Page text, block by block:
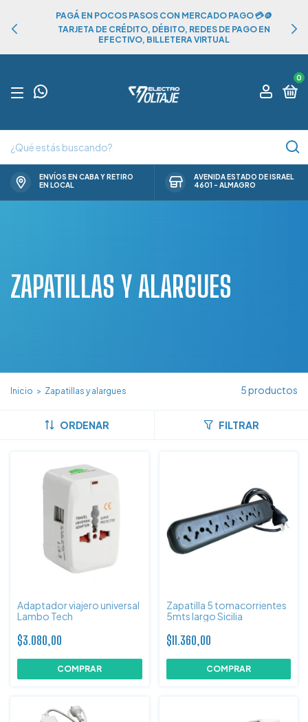
PAGÁ EN POCOS PASOS CON MERCADO PAGO 💳🪙
TARJETA DE CRÉDITO, DÉBITO, REDES DE PAGO EN
EFECTIVO, BILLETERA VIRTUAL
0
ENVÍOS EN CABA Y RETIRO
EN LOCAL
AVENIDA ESTADO DE ISRAEL
4601 - ALMAGRO
ZAPATILLAS Y ALARGUES
Inicio > Zapatillas y alargues 5 productos
ORDENAR FILTRAR
Adaptador viajero universal
Lambo Tech
$3.080,00
Zapatilla 5 tomacorrientes
5mts largo Sicilia
$11.360,00